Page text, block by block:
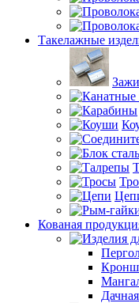
Такелажные
Кованая